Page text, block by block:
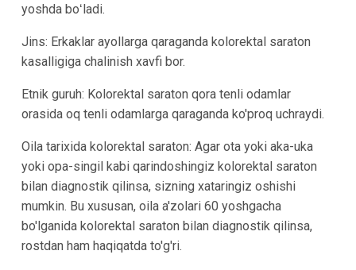
yoshda boʻladi.
Jins: Erkaklar ayollarga qaraganda kolorektal saraton
kasalligiga chalinish xavfi bor.
Etnik guruh: Kolorektal saraton qora tenli odamlar
orasida oq tenli odamlarga qaraganda ko'proq uchraydi.
Oila tarixida kolorektal saraton: Agar ota yoki aka-uka
yoki opa-singil kabi qarindoshingiz kolorektal saraton
bilan diagnostik qilinsa, sizning xataringiz oshishi
mumkin. Bu xususan, oila a'zolari 60 yoshgacha
bo'lganida kolorektal saraton bilan diagnostik qilinsa,
rostdan ham haqiqatda to'g'ri.